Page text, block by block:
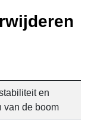
en
van de boom